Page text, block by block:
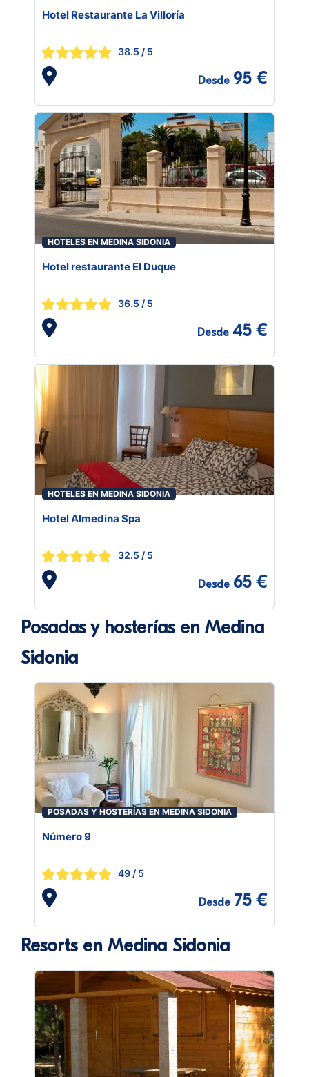
Hotel Restaurante La Villoría
38.5 / 5
Desde 95 €
HOTELES EN MEDINA SIDONIA
Hotel restaurante El Duque
36.5 / 5
Desde 45 €
HOTELES EN MEDINA SIDONIA
Hotel Almedina Spa
32.5 / 5
Desde 65 €
Posadas y hosterías en Medina
Sidonia
POSADAS Y HOSTERÍAS EN MEDINA SIDONIA
Número 9
49 / 5
Desde 75 €
Resorts en Medina Sidonia